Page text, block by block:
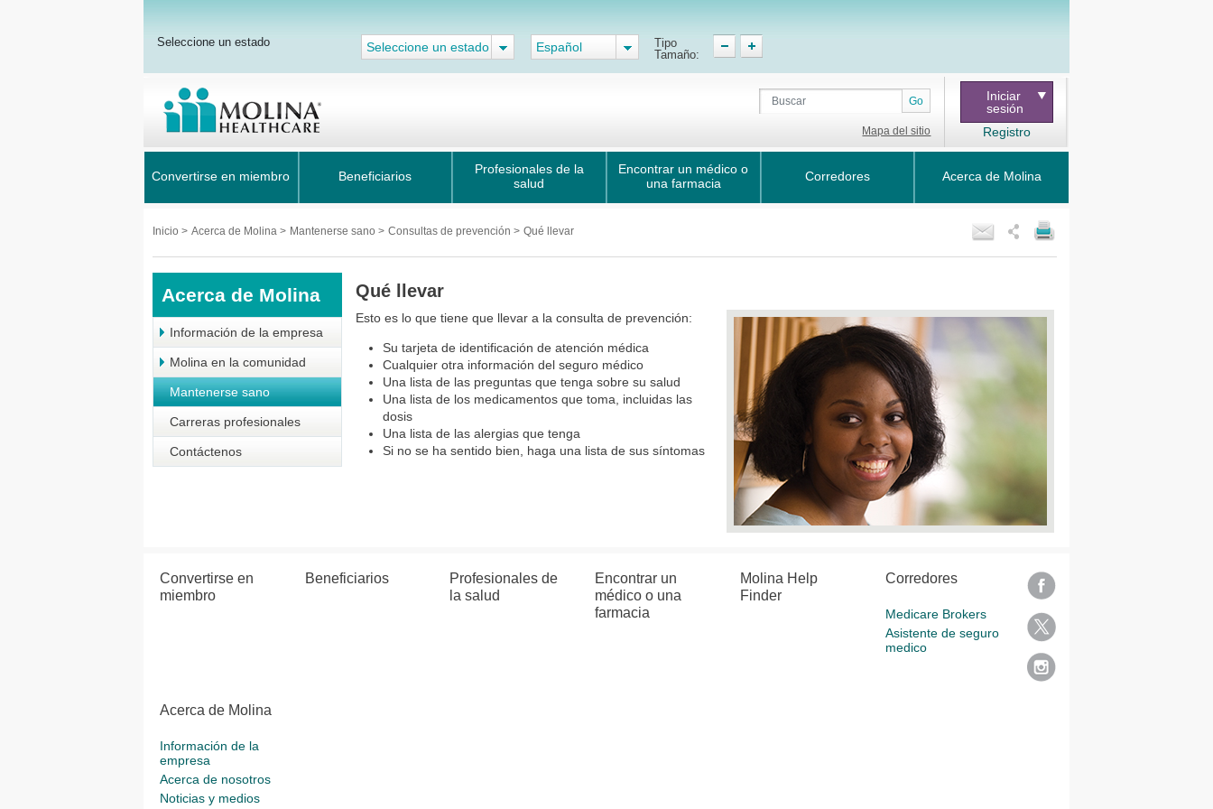
Seleccione un estado Seleccione un estado Español
Tipo
Tamaño:
Go
Mapa del sitio
Iniciar
sesión
Registro
Convertirse en miembro Beneficiarios
Profesionales de la
salud
Encontrar un médico o
una farmacia
Corredores Acerca de Molina
Inicio > Acerca de Molina > Mantenerse sano > Consultas de prevención > Qué llevar
Acerca de Molina
Información de la empresa
Molina en la comunidad
Mantenerse sano
Carreras profesionales
Contáctenos
Qué llevar
Esto es lo que tiene que llevar a la consulta de prevención:
Su tarjeta de identificación de atención médica
Cualquier otra información del seguro médico
Una lista de las preguntas que tenga sobre su salud
Una lista de los medicamentos que toma, incluidas las
dosis
Una lista de las alergias que tenga
Si no se ha sentido bien, haga una lista de sus síntomas
Convertirse en
miembro
Beneficiarios
Profesionales de
la salud
Encontrar un
médico o una
farmacia
Molina Help
Finder
Corredores
Medicare Brokers
Asistente de seguro
medico
Acerca de Molina
Información de la
empresa
Acerca de nosotros
Noticias y medios